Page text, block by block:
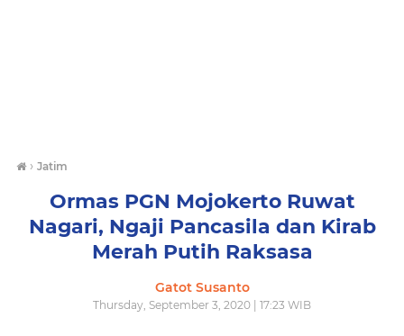
› Jatim
Ormas PGN Mojokerto Ruwat
Nagari, Ngaji Pancasila dan Kirab
Merah Putih Raksasa
Gatot Susanto
Thursday, September 3, 2020 | 17:23 WIB